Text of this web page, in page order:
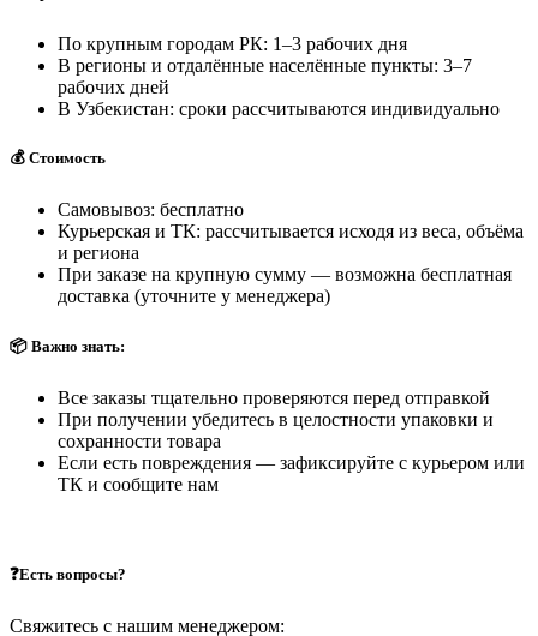
По крупным городам РК: 1–3 рабочих дня
В регионы и отдалённые населённые пункты: 3–7
рабочих дней
В Узбекистан: сроки рассчитываются индивидуально
💰 Стоимость
Самовывоз: бесплатно
Курьерская и ТК: рассчитывается исходя из веса, объёма
и региона
При заказе на крупную сумму — возможна бесплатная
доставка (уточните у менеджера)
📦 Важно знать:
Все заказы тщательно проверяются перед отправкой
При получении убедитесь в целостности упаковки и
сохранности товара
Если есть повреждения — зафиксируйте с курьером или
ТК и сообщите нам
❓Есть вопросы?
Свяжитесь с нашим менеджером: